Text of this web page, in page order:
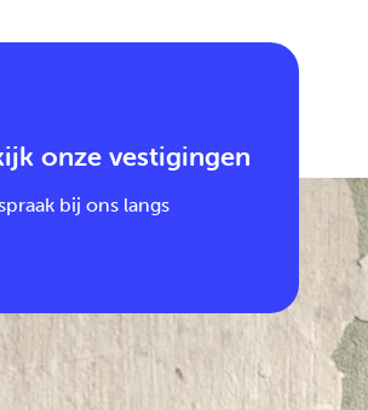
onze vestigingen
bij ons langs